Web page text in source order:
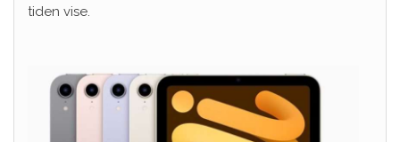
tiden vise.